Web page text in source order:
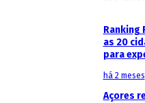
Ranking
as 20
para
há 2 meses
Açores